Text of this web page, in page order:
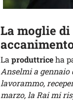
La moglie di
La produttriceha
Anselmi a gennaio
lavorammo,
marzo, la Rai mi